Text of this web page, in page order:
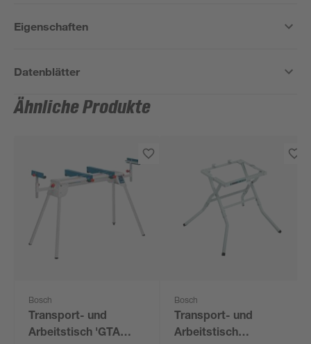
Eigenschaften
Datenblätter
Ähnliche Produkte
Bosch
Transport- und
Arbeitstisch 'GTA
Bosch
Transport- und
Arbeitstisch